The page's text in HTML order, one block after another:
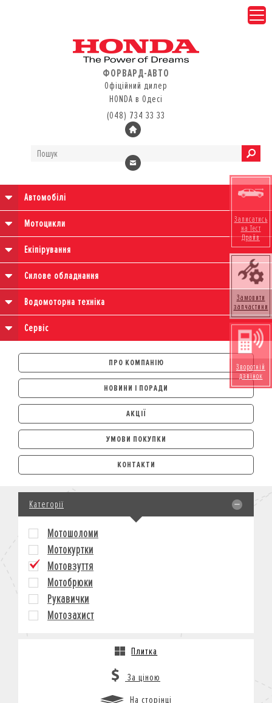
ФОРВАРД-АВТО
Офіційний дилер
HONDA в Одесі
(048) 734 33 33
Автомобілі
Мотоцикли
Екіпірування
Силове обладнання
Водомоторна техніка
Сервіс
ПРО КОМПАНІЮ
НОВИНИ І ПОРАДИ
АКЦІЇ
УМОВИ ПОКУПКИ
АВТОМОБІЛІ
ЛІЗИНГ
КРЕДИТ
СТРАХУВАННЯ
КОРПОРАТИВНИМ КЛІЄНТАМ
МОТОЦИКЛИ
КРЕДИТ
СТРАХУВАННЯ
КОРПОРАТИВНИМ КЛІЄНТАМ
КОНТАКТИ
Записатись
на Тест
Драйв
Замовити
запчастини
Зворотній
дзвінок
Категорії
Мотошоломи
Мотокуртки
Мотовзуття
Мотобрюки
Рукавички
Мотозахист
Плитка
За ціною
На сторінці